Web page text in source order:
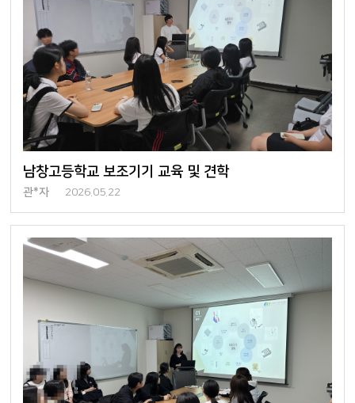
남창고등학교 보조기기 교육 및 견학
관*자 2026.05.22